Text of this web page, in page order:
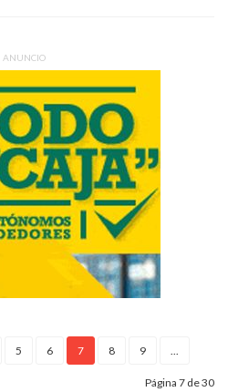
ANUNCIO
5 6 7 8 9 ...
Página 7 de 30